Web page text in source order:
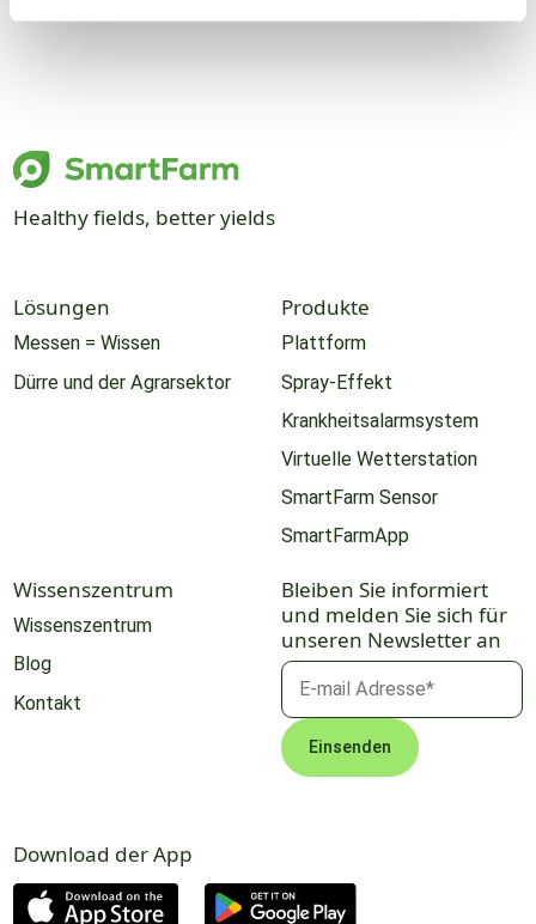
Healthy fields, better yields
Lösungen
Messen = Wissen
Dürre und der Agrarsektor
Produkte
Plattform
Spray-Effekt
Krankheitsalarmsystem
Virtuelle Wetterstation
SmartFarm Sensor
SmartFarmApp
Wissenszentrum
Wissenszentrum
Blog
Kontakt
Bleiben Sie informiert
und melden Sie sich für
unseren Newsletter an
Download der App